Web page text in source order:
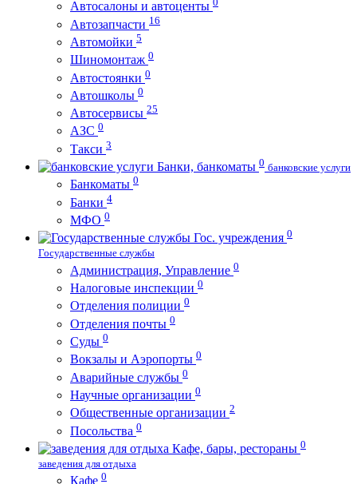
Автосалоны и автоценты
Автозапчасти 16
Автомойки 5
Шиномонтаж 0
Автостоянки 0
Автошколы 0
Автосервисы 25
АЗС 0
Такси 3
Банки, банкоматы 0 банковские услуги
Банкоматы 0
Банки 4
МФО 0
Гос. учреждения 0
Государственные службы
Администрация, Управление 0
Налоговые инспекции 0
Отделения полиции 0
Отделения почты 0
Суды 0
Вокзалы и Аэропорты 0
Аварийные службы 0
Научные организации 0
Общественные организации 2
Посольства 0
Кафе, бары, рестораны 0
заведения для отдыха
Кафе 0